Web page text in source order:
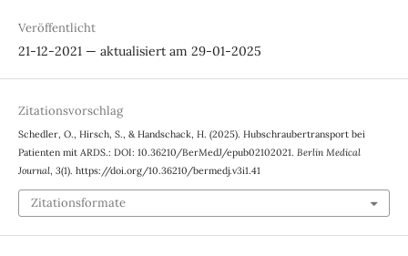
Veröffentlicht
21-12-2021 — aktualisiert am 29-01-2025
Zitationsvorschlag
Schedler, O., Hirsch, S., & Handschack, H. (2025). Hubschraubertransport bei
Patienten mit ARDS.: DOI: 10.36210/BerMedJ/epub02102021. Berlin Medical
Journal, 3(1). https://doi.org/10.36210/bermedj.v3i1.41
Zitationsformate